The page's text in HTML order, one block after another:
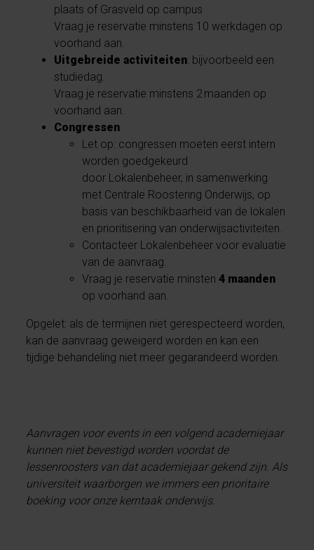
plaats of Grasveld op campus
Vraag je reservatie minstens 10 werkdagen op
voorhand aan.
Uitgebreide activiteiten: bijvoorbeeld een
studiedag.
Vraag je reservatie minstens 2 maanden op
voorhand aan.
Congressen
Let op: congressen moeten eerst intern
worden goedgekeurd
door Lokalenbeheer, in samenwerking
met Centrale Roostering Onderwijs, op
basis van beschikbaarheid van de lokalen
en prioritisering van onderwijsactiviteiten.
Contacteer Lokalenbeheer voor evaluatie
van de aanvraag.
Vraag je reservatie minsten4 maanden
op voorhand aan.
Opgelet: als de termijnen niet gerespecteerd worden,
kan de aanvraag geweigerd worden en kan een
tijdige behandeling niet meer gegarandeerd worden.
Aanvragen voor events in een volgend academiejaar
kunnen niet bevestigd worden voordat de
lessenroosters van dat academiejaar gekend zijn. Als
universiteit waarborgen we immers een prioritaire
boeking voor onze kerntaak onderwijs.